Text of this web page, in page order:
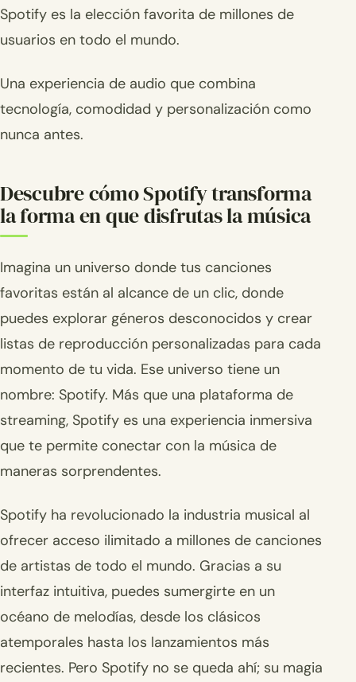
Spotify es la elección favorita de millones de
usuarios en todo el mundo.
Una experiencia de audio que combina
tecnología, comodidad y personalización como
nunca antes.
Descubre cómo Spotify transforma
la forma en que disfrutas la música
Imagina un universo donde tus canciones
favoritas están al alcance de un clic, donde
puedes explorar géneros desconocidos y crear
listas de reproducción personalizadas para cada
momento de tu vida. Ese universo tiene un
nombre: Spotify. Más que una plataforma de
streaming, Spotify es una experiencia inmersiva
que te permite conectar con la música de
maneras sorprendentes.
Spotify ha revolucionado la industria musical al
ofrecer acceso ilimitado a millones de canciones
de artistas de todo el mundo. Gracias a su
interfaz intuitiva, puedes sumergirte en un
océano de melodías, desde los clásicos
atemporales hasta los lanzamientos más
recientes. Pero Spotify no se queda ahí; su magia